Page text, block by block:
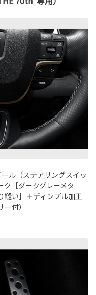
ル（ステアリングスイッ
［ダークグレーメタ
縫い］＋ディンプル加工
付）